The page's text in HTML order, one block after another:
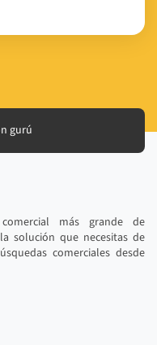
gurú
más grande de
solución que necesitas de
comerciales desde